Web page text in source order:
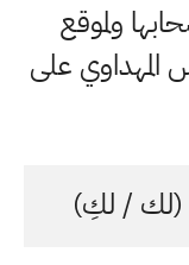
ولموقع
المهداوي على
(لك / لكِ)